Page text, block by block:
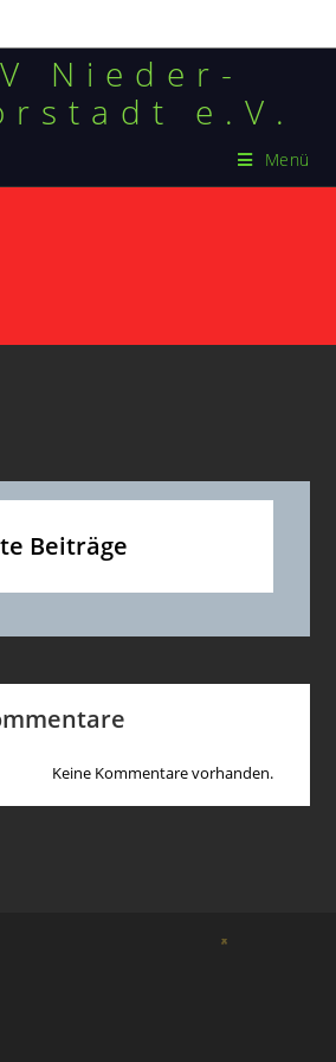
Nieder-
e.V.
Menü
Beiträge
Keine Kommentare vorhanden.